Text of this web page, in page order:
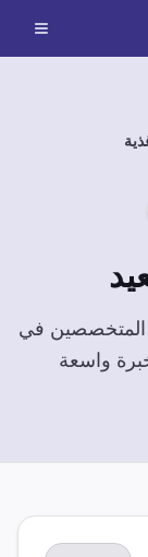
المتخصصين في
واسعة